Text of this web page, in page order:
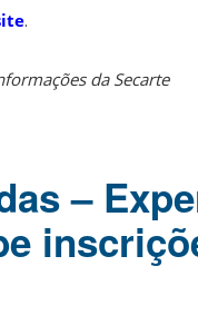
.
da Secarte
–